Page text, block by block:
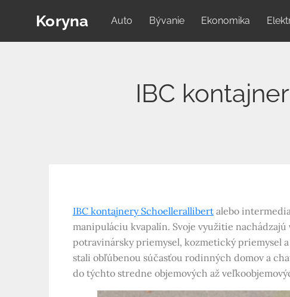
Koryna Auto Bývanie Ekonomika
IBC
IBC kontajnery Schoellerallibert alebo
manipuláciu kvapalín. Svoje využitie
potravinársky priemysel, kozmetický priemysel
stali obľúbenou súčasťou rodinných domov a
do týchto stredne objemových až